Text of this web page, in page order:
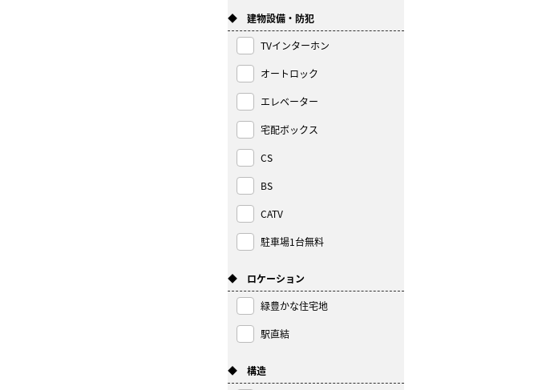
◆ 建物設備・防犯
TVインターホン
オートロック
エレベーター
宅配ボックス
CS
BS
CATV
駐車場1台無料
◆ ロケーション
緑豊かな住宅地
駅直結
◆ 構造